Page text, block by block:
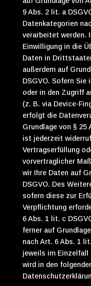
9 Abs. 2 lit. a
Datenkategorien
verarbeitet werden.
Einwilligung in die
Daten in
außerdem auf
DSGVO. Sofern Sie
oder in den Zugriff
(z. B. via Device-
erfolgt die
Grundlage von § 25
ist jederzeit
Vertragserfüllung
vorvertraglicher
wir Ihre Daten auf
DSGVO. Des
sofern diese zur
Verpflichtung
6 Abs. 1 lit. c
ferner auf
nach Art. 6 Abs. 1
jeweils im Einzelfall
wird in den